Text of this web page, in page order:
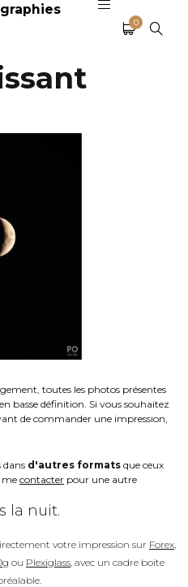
0
toutes les photos présentes
basse définition. Si vous souhaitez
de commander une impression,
dans d'autres formats que ceux
me contacter pour une autre
la nuit.
votre impression sur Forex
ou Plexiglass , avec un cadre boite